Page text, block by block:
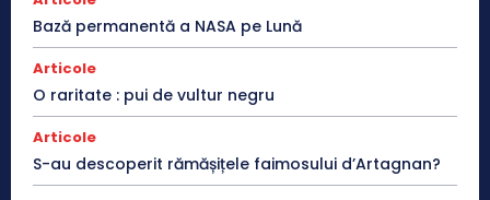
Bază permanentă a NASA pe Lună
Articole
O raritate : pui de vultur negru
Articole
S-au descoperit rămășițele faimosului d’Artagnan?